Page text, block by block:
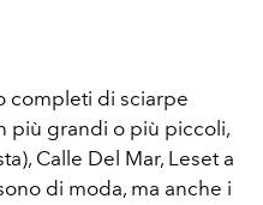
completi di sciarpe
più grandi o più piccoli,
Calle Del Mar, Leset a
di moda, ma anche i